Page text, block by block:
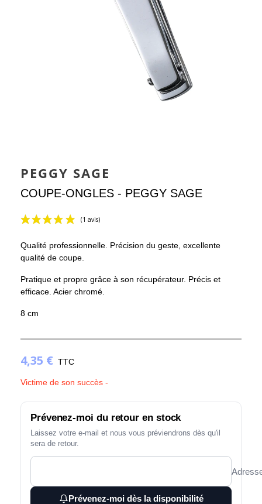
PEGGY SAGE
COUPE-ONGLES - PEGGY SAGE
Qualité professionnelle. Précision du geste, excellente
qualité de coupe.
Pratique et propre grâce à son récupérateur. Précis et
efficace. Acier chromé.
8 cm
4,35 € TTC
Victime de son succès -
Prévenez-moi du retour en stock
Laissez votre e-mail et nous vous préviendrons dès qu'il
sera de retour.
Prévenez-moi dès la disponibilité